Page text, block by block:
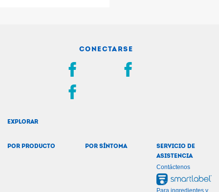
CONECTARSE
EXPLORAR
POR PRODUCTO POR SÍNTOMA
SERVICIO DE
ASISTENCIA
Contáctenos
Para ingredientes y